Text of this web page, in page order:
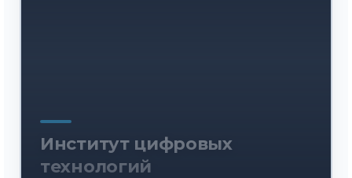
Институт цифровых
технологий